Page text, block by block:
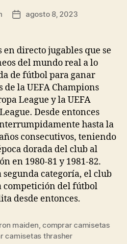
Fecha
entrada
agosto 8, 2023
directo jugables que se
del mundo real a lo
de fútbol para ganar
de la UEFA Champions
League y la UEFA
Desde entonces
hasta la
consecutivos, teniendo
dorada del club al
en 1980-81 y 1981-82.
categoría, el club
competición del fútbol
desde entonces.
maiden comprar camisetas
camisetas thrasher